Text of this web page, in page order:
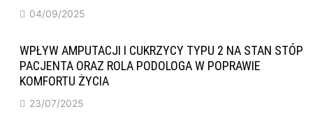
04/09/2025
WPŁYW AMPUTACJI I CUKRZYCY TYPU 2 NA STAN STÓP
PACJENTA ORAZ ROLA PODOLOGA W POPRAWIE
KOMFORTU ŻYCIA
23/07/2025